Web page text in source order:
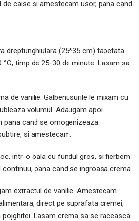
de caise si amestecam usor, pana cand
dreptunghiulara (25*35 cm) tapetata
°C, timp de 25-30 de minute. Lasam sa
de vanilie. Galbenusurile le mixam cu
volumul. Adaugam apoi
pana cand se omogenizeaza.
si amestecam.
intr-o oala cu fundul gros, si fierbem
pana cand se ingroasa crema.
extractul de vanilie. Amestecam
direct pe suprafata cremei,
Lasam crema sa se raceasca